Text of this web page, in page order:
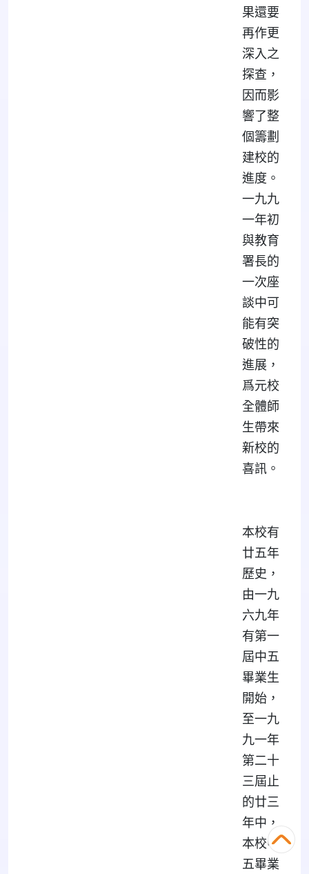
果還要
再作更
深入之
探查，
因而影
響了整
個籌劃
建校的
進度。
一九九
一年初
與教育
署長的
一次座
談中可
能有突
破性的
進展，
爲元校
全體師
生帶來
新校的
喜訊。
本校有
廿五年
歷史，
由一九
六九年
有第一
屆中五
畢業生
開始，
至一九
九一年
第二十
三屆止
的廿三
年中，
本校中
五畢業